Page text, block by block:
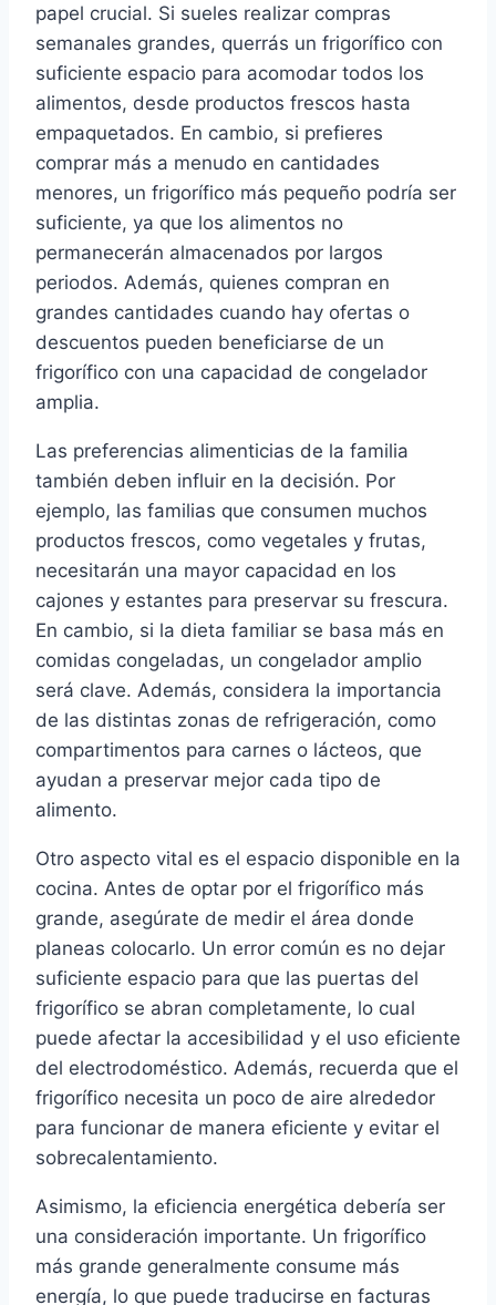
papel crucial. Si sueles realizar compras
semanales grandes, querrás un frigorífico con
suficiente espacio para acomodar todos los
alimentos, desde productos frescos hasta
empaquetados. En cambio, si prefieres
comprar más a menudo en cantidades
menores, un frigorífico más pequeño podría ser
suficiente, ya que los alimentos no
permanecerán almacenados por largos
periodos. Además, quienes compran en
grandes cantidades cuando hay ofertas o
descuentos pueden beneficiarse de un
frigorífico con una capacidad de congelador
amplia.
Las preferencias alimenticias de la familia
también deben influir en la decisión. Por
ejemplo, las familias que consumen muchos
productos frescos, como vegetales y frutas,
necesitarán una mayor capacidad en los
cajones y estantes para preservar su frescura.
En cambio, si la dieta familiar se basa más en
comidas congeladas, un congelador amplio
será clave. Además, considera la importancia
de las distintas zonas de refrigeración, como
compartimentos para carnes o lácteos, que
ayudan a preservar mejor cada tipo de
alimento.
Otro aspecto vital es el espacio disponible en la
cocina. Antes de optar por el frigorífico más
grande, asegúrate de medir el área donde
planeas colocarlo. Un error común es no dejar
suficiente espacio para que las puertas del
frigorífico se abran completamente, lo cual
puede afectar la accesibilidad y el uso eficiente
del electrodoméstico. Además, recuerda que el
frigorífico necesita un poco de aire alrededor
para funcionar de manera eficiente y evitar el
sobrecalentamiento.
Asimismo, la eficiencia energética debería ser
una consideración importante. Un frigorífico
más grande generalmente consume más
energía, lo que puede traducirse en facturas